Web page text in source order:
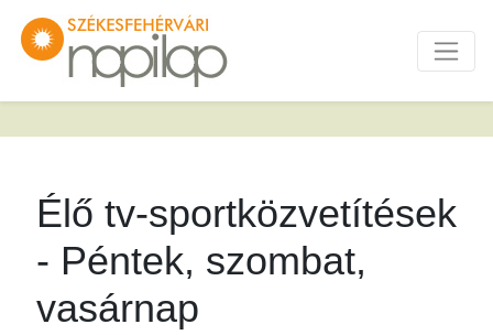
Élő tv-sportközvetítések
- Péntek, szombat,
vasárnap